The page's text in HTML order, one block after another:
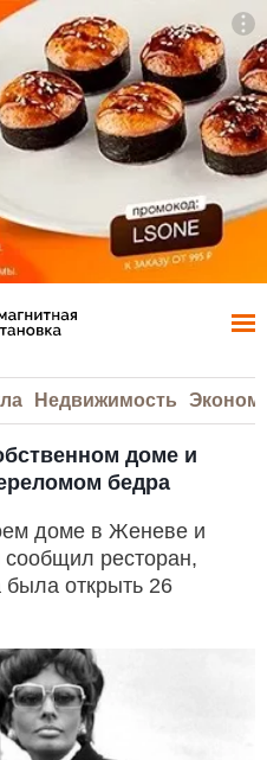
Недвижимость
доме и
бедра
доме в Женеве и
ресторан,
была открыть 26